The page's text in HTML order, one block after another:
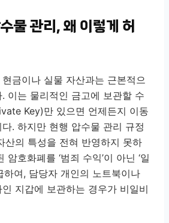
물 관리, 왜 이렇게 허
금이나 실물 자산과는 근본적으
이는 물리적인 금고에 보관할 수
Key)만 있으면 언제든지 이동
. 하지만 현행 압수물 관리 규정
산의 특성을 전혀 반영하지 못하
호화폐를 ‘범죄 수익’이 아닌 ‘일
하여, 담당자 개인의 노트북이나
지갑에 보관하는 경우가 비일비